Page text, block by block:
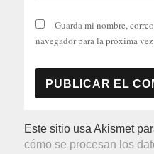
Guarda mi nombre,
navegador para la próxima
Este sitio usa Akismet
cómo se procesan los